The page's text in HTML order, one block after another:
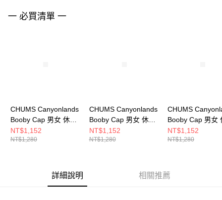
４．使用「AFTEE先享後付」時，將依據個別帳號之用戶狀況，依本公司即
一 必買清單 一
CHUMS Canyonlands
Booby Cap 男女 休閒
帽 灰色
CH051446G001
NT$1,152
NT$1,280
CHUMS Canyonlands
Booby Cap 男女 休閒
帽 深藍
CH051446N001
NT$1,152
NT$1,280
CHUMS
Booby Cap 男女
帽 炭黑色
CH051446G004
NT$1,152
NT$1,280
詳細說明 相關推薦